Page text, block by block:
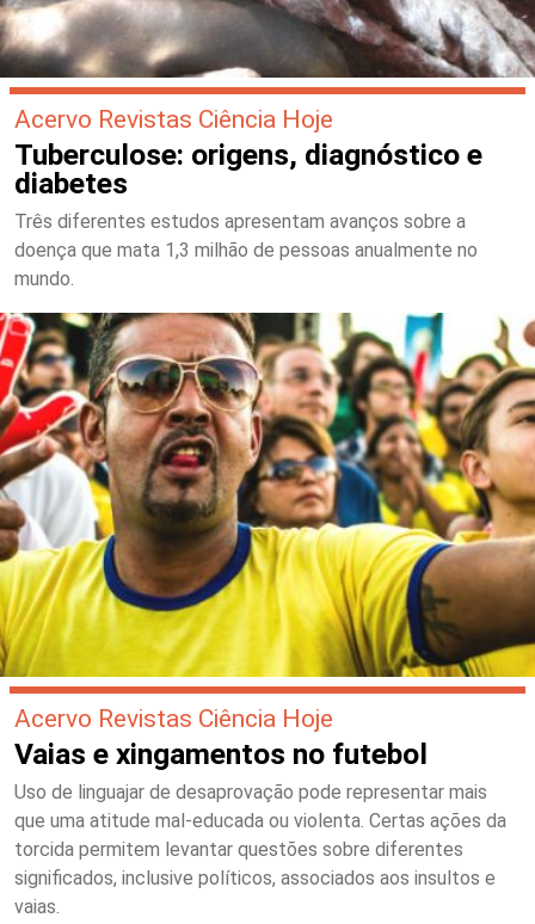
Acervo Revistas Ciência Hoje
Tuberculose: origens, diagnóstico e
diabetes
Três diferentes estudos apresentam avanços sobre a
doença que mata 1,3 milhão de pessoas anualmente no
mundo.
Acervo Revistas Ciência Hoje
Vaias e xingamentos no futebol
Uso de linguajar de desaprovação pode representar mais
que uma atitude mal-educada ou violenta. Certas ações da
torcida permitem levantar questões sobre diferentes
significados, inclusive políticos, associados aos insultos e
vaias.